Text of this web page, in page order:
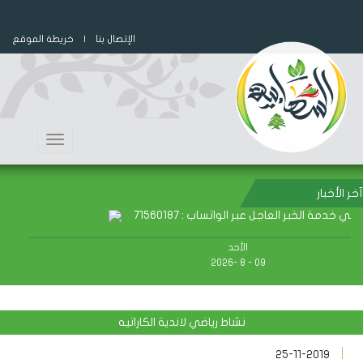
الإتصال بنا | خريطة الموقع
Toggle
آخر الأخبار
عبر الواتساب : 71560187
الأحد
09 - 8 -2026
نشاط رياضي لاندية الكاراتيه
25-11-2019